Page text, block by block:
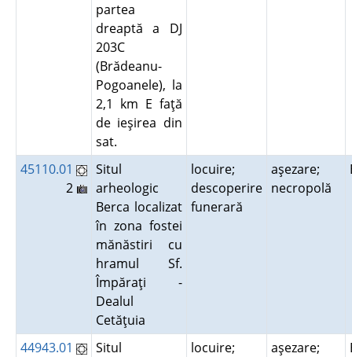
partea
dreaptă a DJ
203C
(Brădeanu-
Pogoanele), la
2,1 km E faţă
de ieşirea din
sat.
45110.01
2
Situl
arheologic
Berca localizat
în zona fostei
mănăstiri cu
hramul Sf.
Împăraţi -
Dealul
Cetăţuia
locuire;
descoperire
funerară
aşezare;
necropolă
44943.01 Situl locuire; aşezare;